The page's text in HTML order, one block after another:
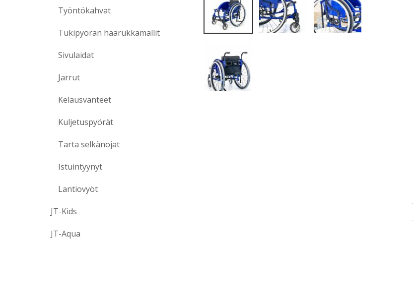
Työntökahvat
Tukipyörän haarukkamallit
Sivulaidat
Jarrut
Kelausvanteet
Kuljetuspyörät
Tarta selkänojat
Istuintyynyt
Lantiovyöt
JT-Kids
JT-Aqua